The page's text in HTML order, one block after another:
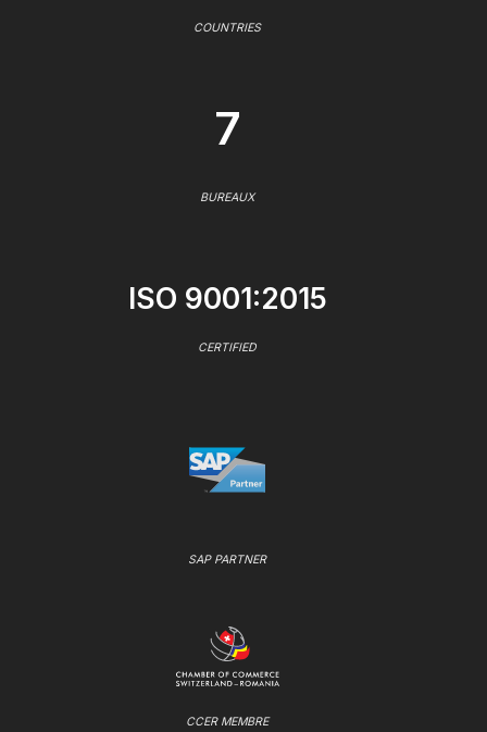
COUNTRIES
7
BUREAUX
ISO 9001:2015
CERTIFIED
SAP PARTNER
CCER MEMBRE